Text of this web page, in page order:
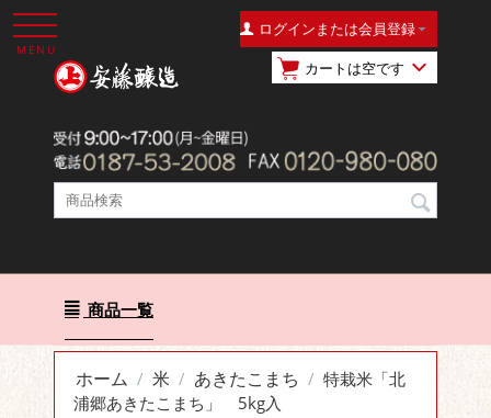
ログインまたは会員登録
カートは空です
MENU
商品一覧
ホーム / 米 / あきたこまち / 特栽米「北
浦郷あきたこまち」 5kg入